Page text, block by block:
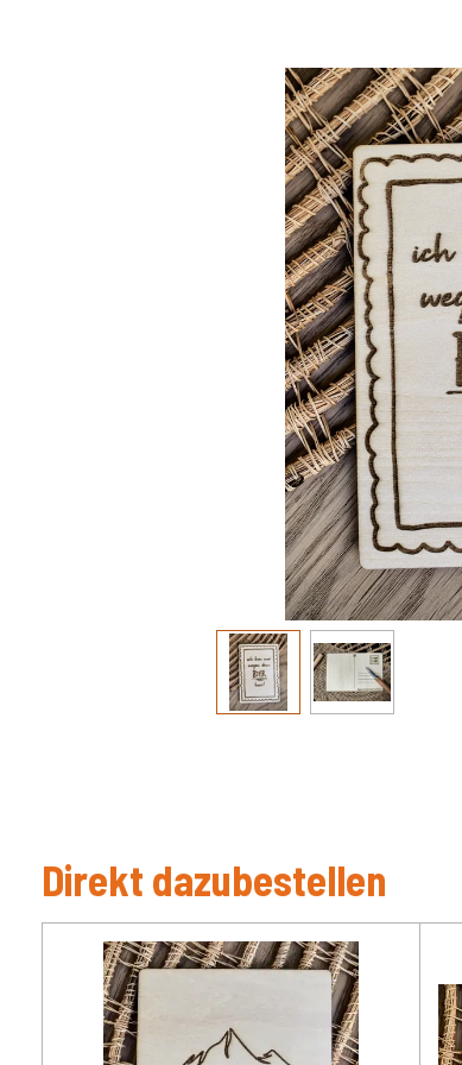
Direkt dazubestellen